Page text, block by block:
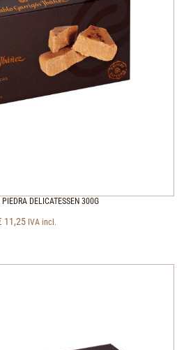
DELICATESSEN 300G
11,25 IVA incl.